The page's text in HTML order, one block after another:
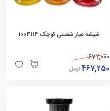
شیشه عیار شصتی کوچک ۱۰۰۳۱۱۴
672,000
467,250 تومان